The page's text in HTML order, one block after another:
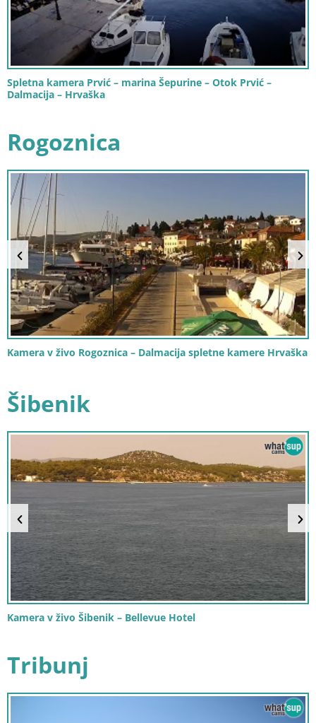
Spletna kamera Prvić – marina Šepurine – Otok Prvić –
Dalmacija – Hrvaška
Rogoznica
Kamera v živo Rogoznica – Dalmacija spletne kamere Hrvaška
Šibenik
Kamera v živo Šibenik – Bellevue Hotel
Tribunj